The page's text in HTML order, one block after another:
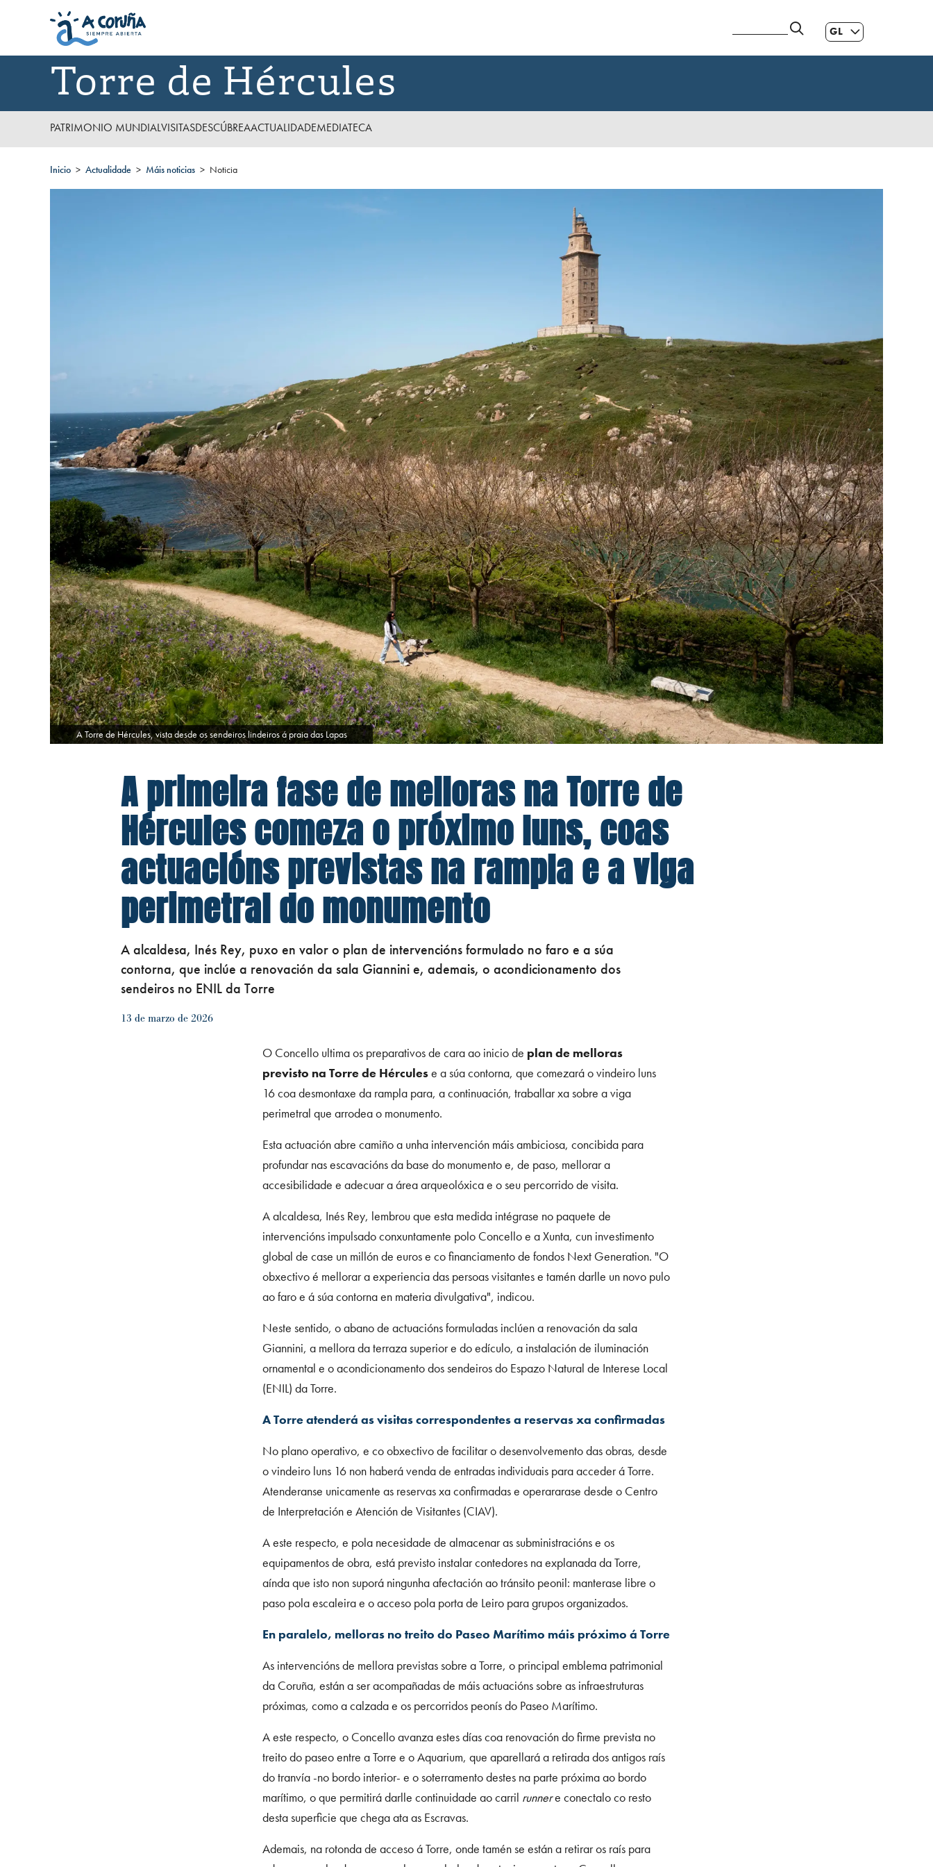
GL
ES|
EN
Torre de Hércules
PATRIMONIO MUNDIALVISITASDESCÚBREAACTUALIDADEMEDIATECA
Inicio Actualidade Máis noticias Noticia
A Torre de Hércules, vista desde os sendeiros lindeiros á praia das Lapas
A primeira fase de melloras na Torre de
Hércules comeza o próximo luns, coas
actuacións previstas na rampla e a viga
perimetral do monumento
A alcaldesa, Inés Rey, puxo en valor o plan de intervencións formulado no faro e a súa
contorna, que inclúe a renovación da sala Giannini e, ademais, o acondicionamento dos
sendeiros no ENIL da Torre
13 de marzo de 2026
O Concello ultima os preparativos de cara ao inicio de plan de melloras
previsto na Torre de Hérculese a súa contorna, que comezará o vindeiro luns
16 coa desmontaxe da rampla para, a continuación, traballar xa sobre a viga
perimetral que arrodea o monumento.
Esta actuación abre camiño a unha intervención máis ambiciosa, concibida para
profundar nas escavacións da base do monumento e, de paso, mellorar a
accesibilidade e adecuar a área arqueolóxica e o seu percorrido de visita.
A alcaldesa, Inés Rey, lembrou que esta medida intégrase no paquete de
intervencións impulsado conxuntamente polo Concello e a Xunta, cun investimento
global de case un millón de euros e co financiamento de fondos Next Generation. "O
obxectivo é mellorar a experiencia das persoas visitantes e tamén darlle un novo pulo
ao faro e á súa contorna en materia divulgativa", indicou.
Neste sentido, o abano de actuacións formuladas inclúen a renovación da sala
Giannini, a mellora da terraza superior e do edículo, a instalación de iluminación
ornamental e o acondicionamento dos sendeiros do Espazo Natural de Interese Local
(ENIL) da Torre.
A Torre atenderá as visitas correspondentes a reservas xa confirmadas
No plano operativo, e co obxectivo de facilitar o desenvolvemento das obras, desde
o vindeiro luns 16 non haberá venda de entradas individuais para acceder á Torre.
Atenderanse unicamente as reservas xa confirmadas e operararase desde o Centro
de Interpretación e Atención de Visitantes (CIAV).
A este respecto, e pola necesidade de almacenar as subministracións e os
equipamentos de obra, está previsto instalar contedores na explanada da Torre,
aínda que isto non suporá ningunha afectación ao tránsito peonil: manterase libre o
paso pola escaleira e o acceso pola porta de Leiro para grupos organizados.
En paralelo, melloras no treito do Paseo Marítimo máis próximo á Torre
As intervencións de mellora previstas sobre a Torre, o principal emblema patrimonial
da Coruña, están a ser acompañadas de máis actuacións sobre as infraestruturas
próximas, como a calzada e os percorridos peonís do Paseo Marítimo.
A este respecto, o Concello avanza estes días coa renovación do firme prevista no
treito do paseo entre a Torre e o Aquarium, que aparellará a retirada dos antigos raís
do tranvía -no bordo interior- e o soterramento destes na parte próxima ao bordo
marítimo, o que permitirá darlle continuidade ao carril runnere conectalo co resto
desta superficie que chega ata as Escravas.
Ademais, na rotonda de acceso á Torre, onde tamén se están a retirar os raís para